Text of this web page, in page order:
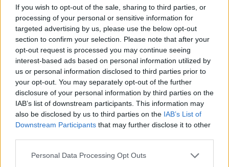
If you wish to opt-out of the sale, sharing to third parties, or
processing of your personal or sensitive information for
targeted advertising by us, please use the below opt-out
section to confirm your selection. Please note that after your
opt-out request is processed you may continue seeing
interest-based ads based on personal information utilized by
us or personal information disclosed to third parties prior to
your opt-out. You may separately opt-out of the further
disclosure of your personal information by third parties on the
IAB’s list of downstream participants. This information may
also be disclosed by us to third parties on the IAB’s List of
Downstream Participants that may further disclose it to other
Personal Data Processing Opt Outs
Si, aparece un mensaje que esta en Mantenimiento con tiempo
restante 0 segundos, pero igual pude entrar con mi personaje,
aunque al tratar de entrar al evento de sargon aparece Error 21. No
sé porque sigue apareciendo ese mensaje.
Dejame ver más tarde con unos de mis pekes a ver si puedo hacer
esa misión, después te digo. Hiciste la misión antes de alguna
Click to expand...
Aquí subo las imágenes de la misión que te digo...
Imágen 1: